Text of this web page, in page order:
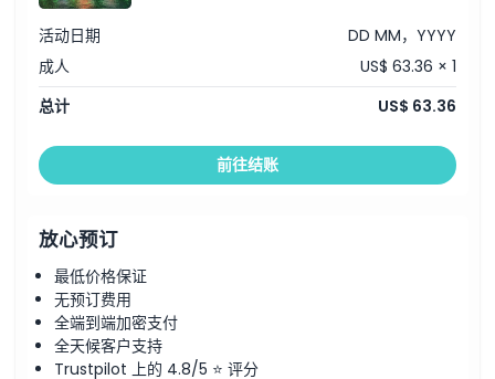
活动日期
DD MM，YYYY
成人
US$ 63.36 × 1
总计
US$ 63.36
前往结账
放心预订
最低价格保证
无预订费用
全端到端加密支付
全天候客户支持
Trustpilot 上的 4.8/5 ⭐ 评分